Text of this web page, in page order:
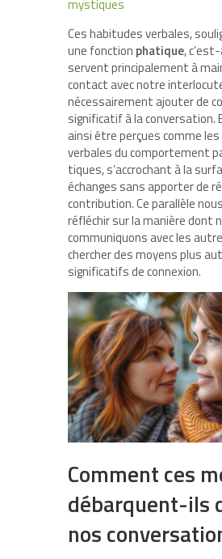
mystiques
Ces habitudes verbales,
une fonction phatique,
servent principalement à
contact avec notre
nécessairement ajouter de
significatif à la conversation.
ainsi être perçues comme
verbales du comportement
tiques, s’accrochant à la
échanges sans apporter de
contribution. Ce parallèle
réfléchir sur la manière dont
communiquons avec les
chercher des moyens plus
significatifs de connexion.
Comment ces
débarquent-ils
nos